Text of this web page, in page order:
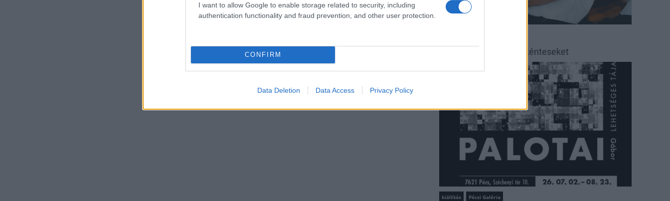
I want to allow Google to enable storage related to security, including
authentication functionality and fraud prevention, and other user protection.
CONFIRM
Data Deletion Data Access Privacy Policy
Véradásra kérik az önkénteseket
kiállítás Pécsi Galéria